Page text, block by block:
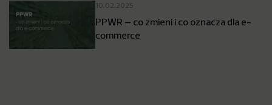
10.02.2025
PPWR – co zmieni i co oznacza dla e-
commerce